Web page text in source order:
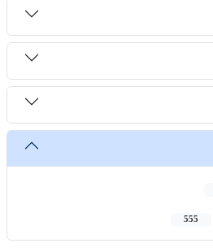
555